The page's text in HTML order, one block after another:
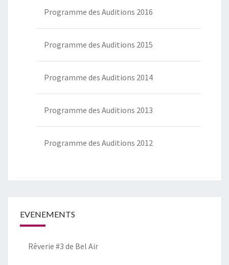
Programme des Auditions 2016
Programme des Auditions 2015
Programme des Auditions 2014
Programme des Auditions 2013
Programme des Auditions 2012
EVENEMENTS
Rêverie #3 de Bel Air